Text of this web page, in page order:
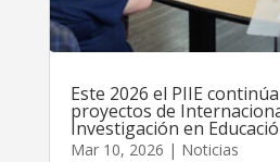
Este 2026 el PIIE
proyectos de
Investigación en
Mar 10, 2026 | Noticias